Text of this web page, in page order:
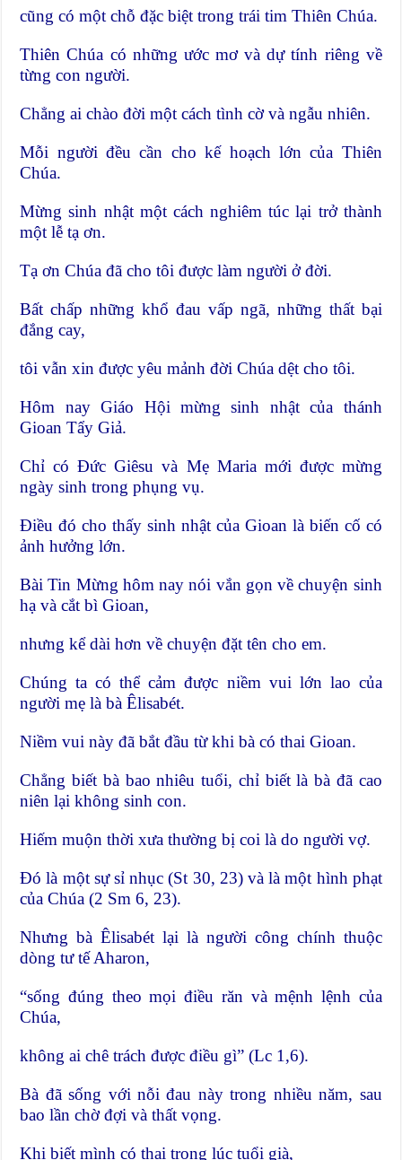
cũng có một chỗ đặc biệt trong trái tim Thiên Chúa.
Thiên Chúa có những ước mơ và dự tính riêng về
từng con người.
Chẳng ai chào đời một cách tình cờ và ngẫu nhiên.
Mỗi người đều cần cho kế hoạch lớn của Thiên
Chúa.
Mừng sinh nhật một cách nghiêm túc lại trở thành
một lễ tạ ơn.
Tạ ơn Chúa đã cho tôi được làm người ở đời.
Bất chấp những khổ đau vấp ngã, những thất bại
đắng cay,
tôi vẫn xin được yêu mảnh đời Chúa dệt cho tôi.
Hôm nay Giáo Hội mừng sinh nhật của thánh
Gioan Tẩy Giả.
Chỉ có Đức Giêsu và Mẹ Maria mới được mừng
ngày sinh trong phụng vụ.
Điều đó cho thấy sinh nhật của Gioan là biến cố có
ảnh hưởng lớn.
Bài Tin Mừng hôm nay nói vắn gọn về chuyện sinh
hạ và cắt bì Gioan,
nhưng kể dài hơn về chuyện đặt tên cho em.
Chúng ta có thể cảm được niềm vui lớn lao của
người mẹ là bà Êlisabét.
Niềm vui này đã bắt đầu từ khi bà có thai Gioan.
Chẳng biết bà bao nhiêu tuổi, chỉ biết là bà đã cao
niên lại không sinh con.
Hiếm muộn thời xưa thường bị coi là do người vợ.
Đó là một sự sỉ nhục (St 30, 23) và là một hình phạt
của Chúa (2 Sm 6, 23).
Nhưng bà Êlisabét lại là người công chính thuộc
dòng tư tế Aharon,
“sống đúng theo mọi điều răn và mệnh lệnh của
Chúa,
không ai chê trách được điều gì” (Lc 1,6).
Bà đã sống với nỗi đau này trong nhiều năm, sau
bao lần chờ đợi và thất vọng.
Khi biết mình có thai trong lúc tuổi già,